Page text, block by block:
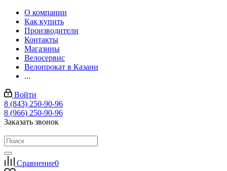
О компании
Как купить
Производители
Контакты
Магазины
Велосервис
Велопрокат в Казани
...
Войти
8 (843) 250-90-96
8 (966) 250-90-96
Заказать звонок
Сравнение0